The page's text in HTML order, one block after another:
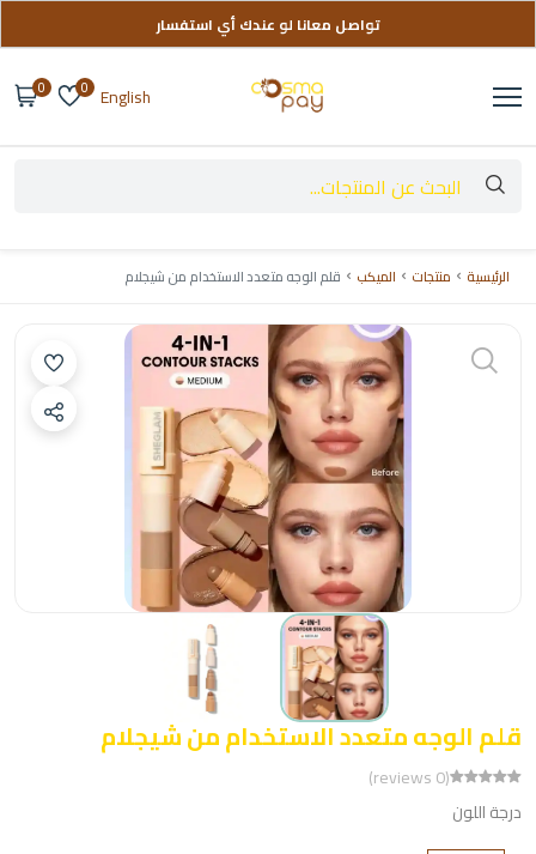
تواصل معانا لو عندك أي استفسار
توصيل مجاني على طلباتك فوق 999 ج
English
0
0
الرئيسية منتجات الميكب قلم الوجه متعدد الاستخدام من شيجلام
قلم الوجه متعدد الاستخدام من شيجلام
(0 reviews)
درجة اللون